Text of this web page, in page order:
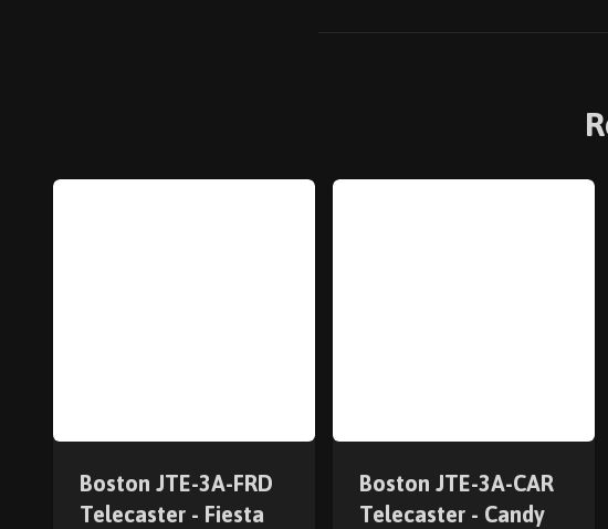
Boston JTE-3A-FRD
Telecaster - Fiesta
Boston JTE-3A-CAR
Telecaster - Candy